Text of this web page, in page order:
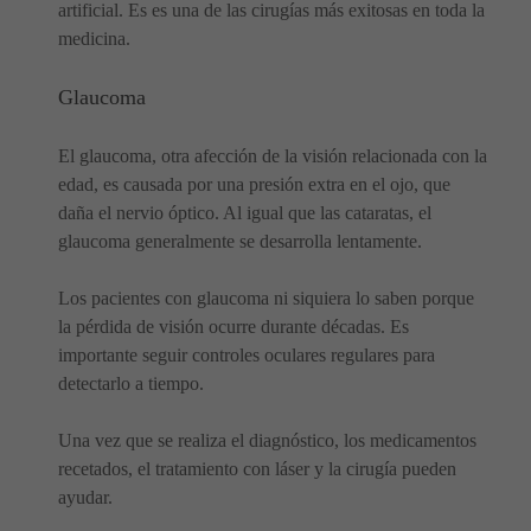
artificial. Es es una de las cirugías más exitosas en toda la
medicina.
Glaucoma
El glaucoma, otra afección de la visión relacionada con la
edad, es causada por una presión extra en el ojo, que
daña el nervio óptico. Al igual que las cataratas, el
glaucoma generalmente se desarrolla lentamente.
Los pacientes con glaucoma ni siquiera lo saben porque
la pérdida de visión ocurre durante décadas. Es
importante seguir controles oculares regulares para
detectarlo a tiempo.
Una vez que se realiza el diagnóstico, los medicamentos
recetados, el tratamiento con láser y la cirugía pueden
ayudar.